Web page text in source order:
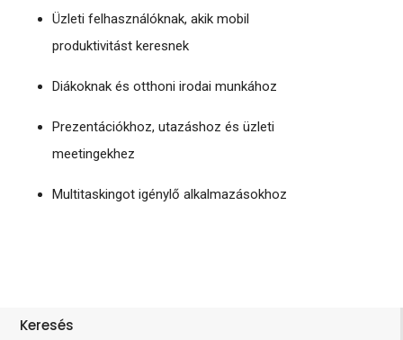
Üzleti felhasználóknak, akik mobil
produktivitást keresnek
Diákoknak és otthoni irodai munkához
Prezentációkhoz, utazáshoz és üzleti
meetingekhez
Multitaskingot igénylő alkalmazásokhoz
Keresés